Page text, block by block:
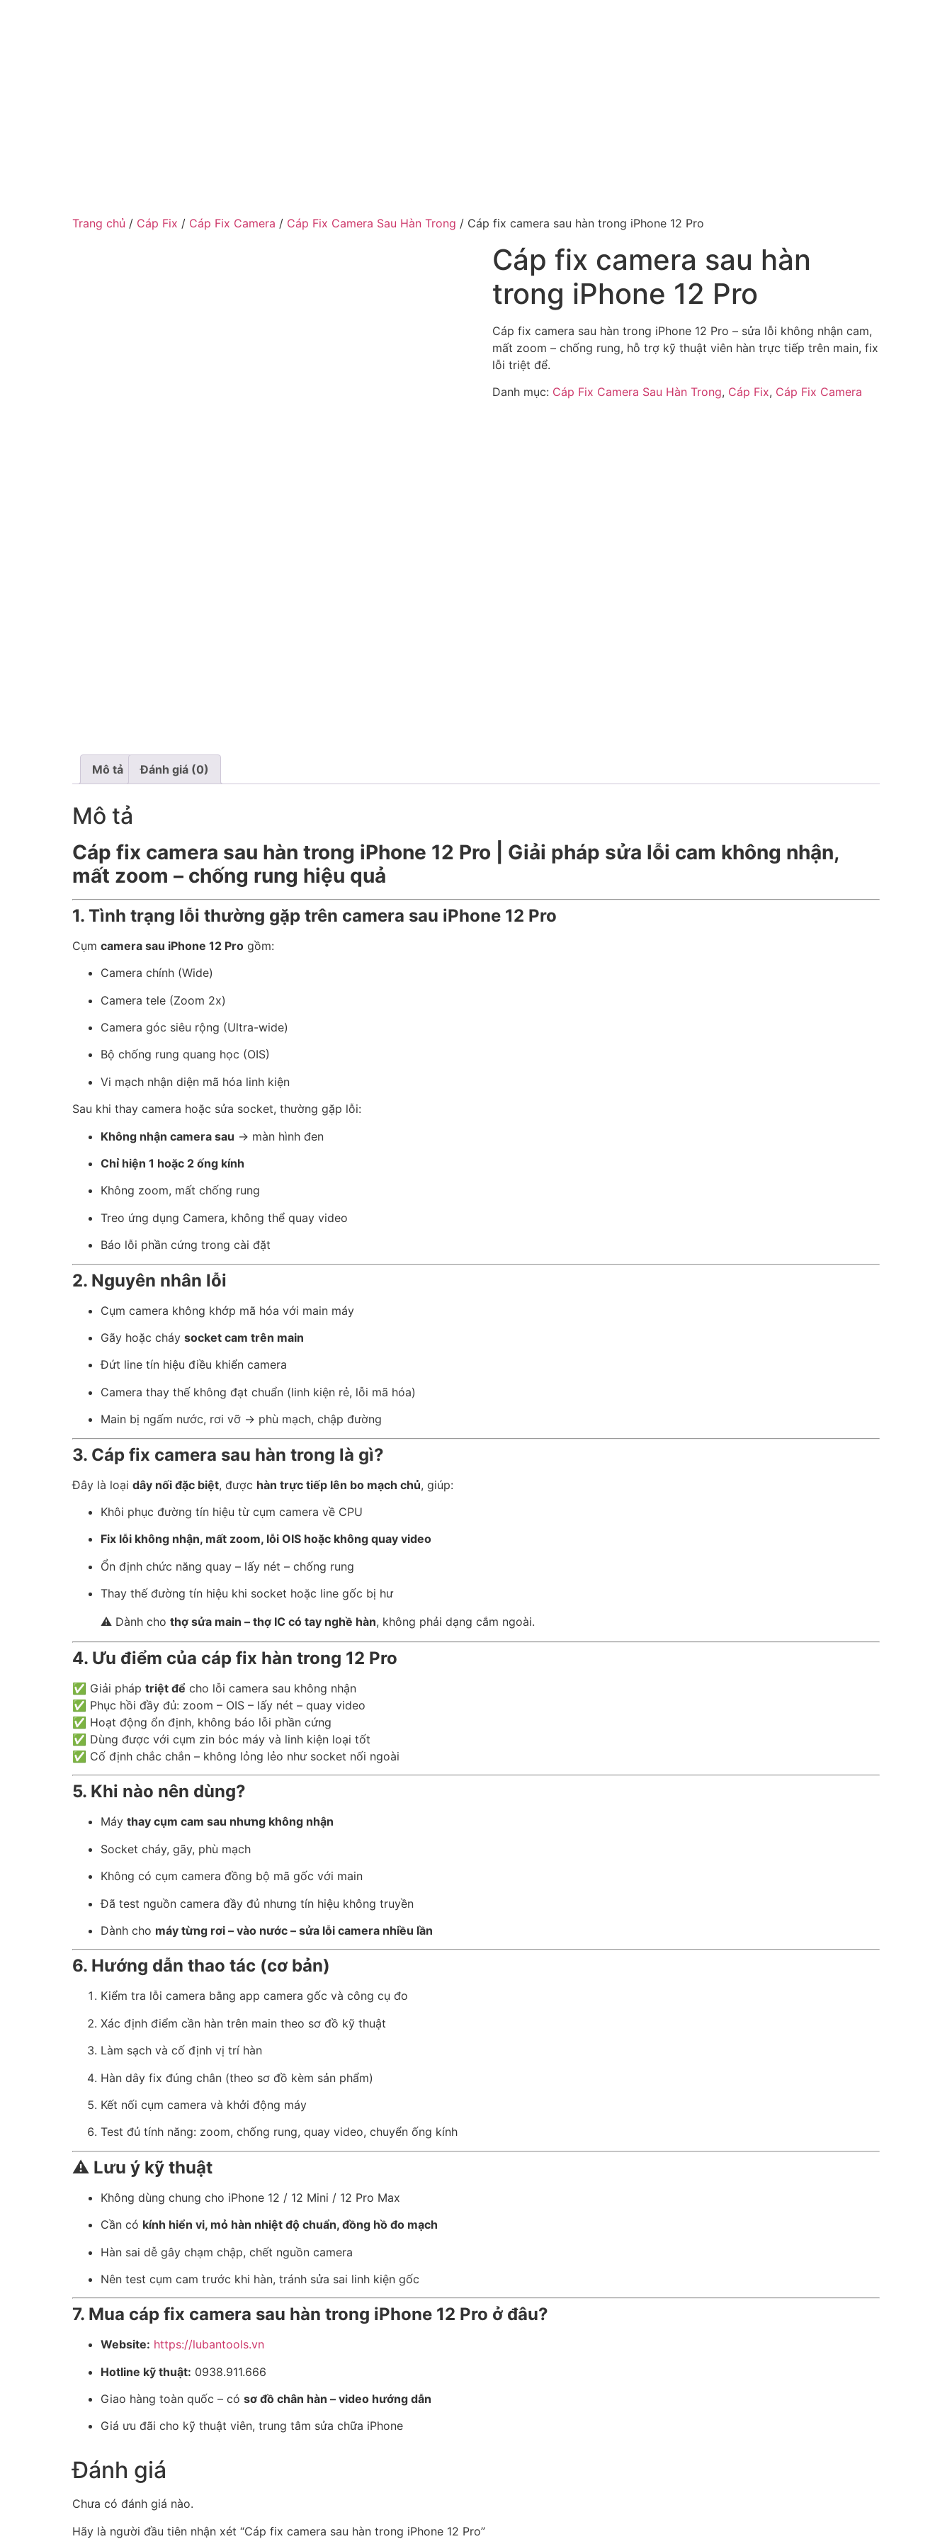
Trang chủ / Cáp Fix / Cáp Fix Camera / Cáp Fix Camera Sau Hàn Trong / Cáp fix camera sau hàn trong iPhone 12 Pro
Cáp fix camera sau hàn
trong iPhone 12 Pro
Cáp fix camera sau hàn trong iPhone 12 Pro – sửa lỗi không nhận cam,
mất zoom – chống rung, hỗ trợ kỹ thuật viên hàn trực tiếp trên main, fix
lỗi triệt để.
Danh mục: Cáp Fix Camera Sau Hàn Trong, Cáp Fix, Cáp Fix Camera
Mô tả Đánh giá (0)
Mô tả
Cáp fix camera sau hàn trong iPhone 12 Pro | Giải pháp sửa lỗi cam không nhận,
mất zoom – chống rung hiệu quả
1. Tình trạng lỗi thường gặp trên camera sau iPhone 12 Pro
Cụm camera sau iPhone 12 Pro gồm:
Camera chính (Wide)
Camera tele (Zoom 2x)
Camera góc siêu rộng (Ultra-wide)
Bộ chống rung quang học (OIS)
Vi mạch nhận diện mã hóa linh kiện
Sau khi thay camera hoặc sửa socket, thường gặp lỗi:
Không nhận camera sau → màn hình đen
Chỉ hiện 1 hoặc 2 ống kính
Không zoom, mất chống rung
Treo ứng dụng Camera, không thể quay video
Báo lỗi phần cứng trong cài đặt
2. Nguyên nhân lỗi
Cụm camera không khớp mã hóa với main máy
Gãy hoặc cháy socket cam trên main
Đứt line tín hiệu điều khiển camera
Camera thay thế không đạt chuẩn (linh kiện rẻ, lỗi mã hóa)
Main bị ngấm nước, rơi vỡ → phù mạch, chập đường
3. Cáp fix camera sau hàn trong là gì?
Đây là loại dây nối đặc biệt, được hàn trực tiếp lên bo mạch chủ, giúp:
Khôi phục đường tín hiệu từ cụm camera về CPU
Fix lỗi không nhận, mất zoom, lỗi OIS hoặc không quay video
Ổn định chức năng quay – lấy nét – chống rung
Thay thế đường tín hiệu khi socket hoặc line gốc bị hư
⚠️ Dành cho thợ sửa main – thợ IC có tay nghề hàn, không phải dạng cắm ngoài.
4. Ưu điểm của cáp fix hàn trong 12 Pro
✅ Giải pháp triệt để cho lỗi camera sau không nhận
✅ Phục hồi đầy đủ: zoom – OIS – lấy nét – quay video
✅ Hoạt động ổn định, không báo lỗi phần cứng
✅ Dùng được với cụm zin bóc máy và linh kiện loại tốt
✅ Cố định chắc chắn – không lỏng lẻo như socket nối ngoài
5. Khi nào nên dùng?
Máy thay cụm cam sau nhưng không nhận
Socket cháy, gãy, phù mạch
Không có cụm camera đồng bộ mã gốc với main
Đã test nguồn camera đầy đủ nhưng tín hiệu không truyền
Dành cho máy từng rơi – vào nước – sửa lỗi camera nhiều lần
6. Hướng dẫn thao tác (cơ bản)
Kiểm tra lỗi camera bằng app camera gốc và công cụ đo
Xác định điểm cần hàn trên main theo sơ đồ kỹ thuật
Làm sạch và cố định vị trí hàn
Hàn dây fix đúng chân (theo sơ đồ kèm sản phẩm)
Kết nối cụm camera và khởi động máy
Test đủ tính năng: zoom, chống rung, quay video, chuyển ống kính
⚠️ Lưu ý kỹ thuật
Không dùng chung cho iPhone 12 / 12 Mini / 12 Pro Max
Cần có kính hiển vi, mỏ hàn nhiệt độ chuẩn, đồng hồ đo mạch
Hàn sai dễ gây chạm chập, chết nguồn camera
Nên test cụm cam trước khi hàn, tránh sửa sai linh kiện gốc
7. Mua cáp fix camera sau hàn trong iPhone 12 Pro ở đâu?
Website: https://lubantools.vn
Hotline kỹ thuật: 0938.911.666
Giao hàng toàn quốc – có sơ đồ chân hàn – video hướng dẫn
Giá ưu đãi cho kỹ thuật viên, trung tâm sửa chữa iPhone
Đánh giá
Chưa có đánh giá nào.
Hãy là người đầu tiên nhận xét “Cáp fix camera sau hàn trong iPhone 12 Pro”